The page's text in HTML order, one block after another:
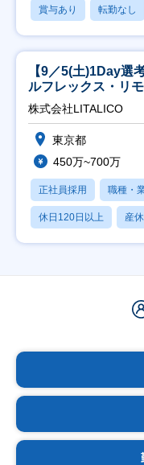
賞与あり 転勤なし
【9／5(土)1Day選
ルフレックス・リ
株式会社LITALICO
東京都
450万~700万
正社員採用 職種・
休日120日以上 産